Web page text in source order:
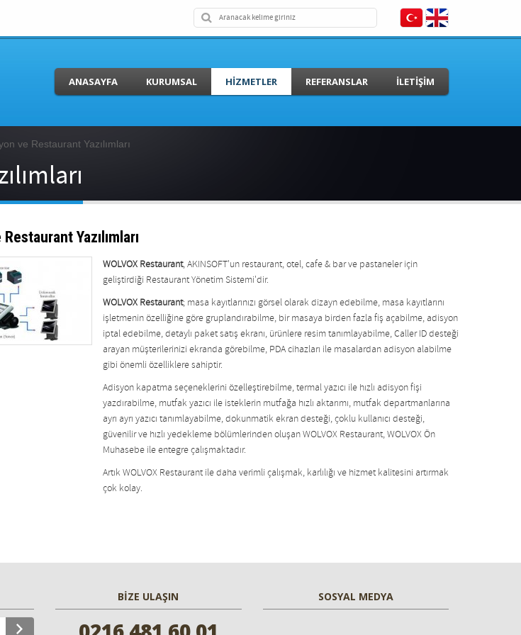
ANASAYFA KURUMSAL HIZMETLER REFERANSLAR İLETIŞIM
ve Restaurant Yazılımları
Yazılımları
WOLVOX Restaurant, AKINSOFT'un restaurant, otel, cafe & bar ve pastaneler için
geliştirdiği Restaurant Yönetim Sistemi'dir.
WOLVOX Restaurant; masa kayıtlarınızı görsel olarak dizayn edebilme, masa kayıtlarını
işletmenin özelliğine göre gruplandırabilme, bir masaya birden fazla fiş açabilme, adisyon
iptal edebilme, detaylı paket satış ekranı, ürünlere resim tanımlayabilme, Caller ID desteği
arayan müşterilerinizi ekranda görebilme, PDA cihazları ile masalardan adisyon alabilme
gibi önemli özelliklere sahiptir.
Adisyon kapatma seçeneklerini özelleştirebilme, termal yazıcı ile hızlı adisyon fişi
yazdırabilme, mutfak yazıcı ile isteklerin mutfağa hızlı aktarımı, mutfak departmanlarına
ayrı ayrı yazıcı tanımlayabilme, dokunmatik ekran desteği, çoklu kullanıcı desteği,
güvenilir ve hızlı yedekleme bölümlerinden oluşan WOLVOX Restaurant, WOLVOX Ön
Muhasebe ile entegre çalışmaktadır.
Artık WOLVOX Restaurant ile daha verimli çalışmak, karlılığı ve hizmet kalitesini artırmak
çok kolay.
BİZE ULAŞIN SOSYAL MEDYA